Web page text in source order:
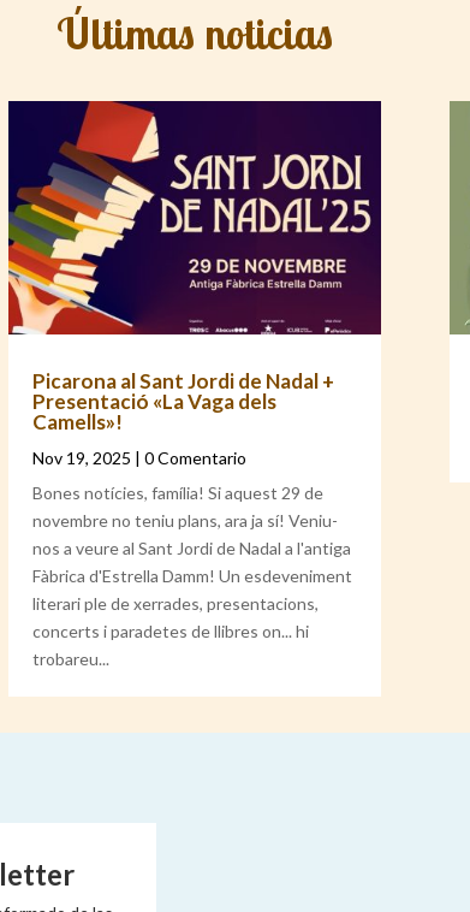
Últimas noticias
Picarona al Sant Jordi de Nadal +
Presentació «La Vaga dels
Camells»!
Nov 19, 2025 | 0 Comentario
Bones notícies, família! Si aquest 29 de
novembre no teniu plans, ara ja sí! Veniu-
nos a veure al Sant Jordi de Nadal a l'antiga
Fàbrica d'Estrella Damm! Un esdeveniment
literari ple de xerrades, presentacions,
concerts i paradetes de llibres on... hi
trobareu...